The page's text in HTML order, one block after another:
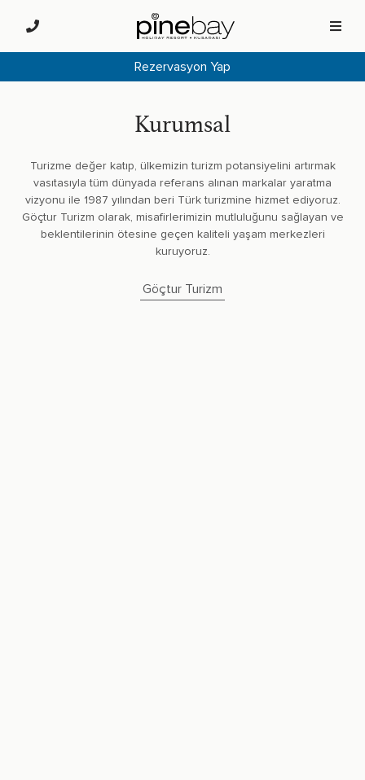
Rezervasyon Yap
Kurumsal
Turizme değer katıp, ülkemizin turizm potansiyelini artırmak
vasıtasıyla tüm dünyada referans alınan markalar yaratma
vizyonu ile 1987 yılından beri Türk turizmine hizmet ediyoruz.
Göçtur Turizm olarak, misafirlerimizin mutluluğunu sağlayan ve
beklentilerinin ötesine geçen kaliteli yaşam merkezleri
kuruyoruz.
Göçtur Turizm